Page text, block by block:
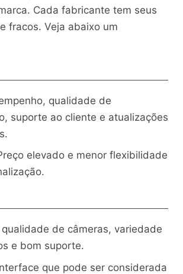
Cada fabricante tem seus
fracos. Veja abaixo um
qualidade de
suporte ao cliente e atualizações
elevado e menor flexibilidade
de câmeras, variedade
e bom suporte.
que pode ser considerada